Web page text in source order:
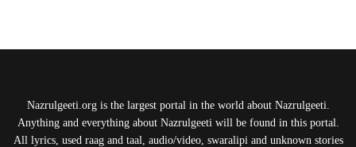
Nazrulgeeti.org is the largest portal in the world about Nazrulgeeti.
Anything and everything about Nazrulgeeti will be found in this portal.
All lyrics, used raag and taal, audio/video, swaralipi and unknown stories